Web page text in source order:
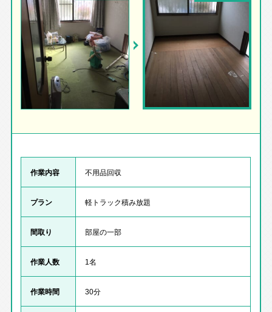
作業内容 不用品回収
プラン 軽トラック積み放題
間取り 部屋の一部
作業人数 1名
作業時間 30分